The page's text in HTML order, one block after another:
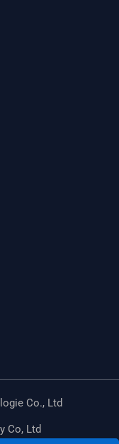
Co., Ltd
Co, Ltd